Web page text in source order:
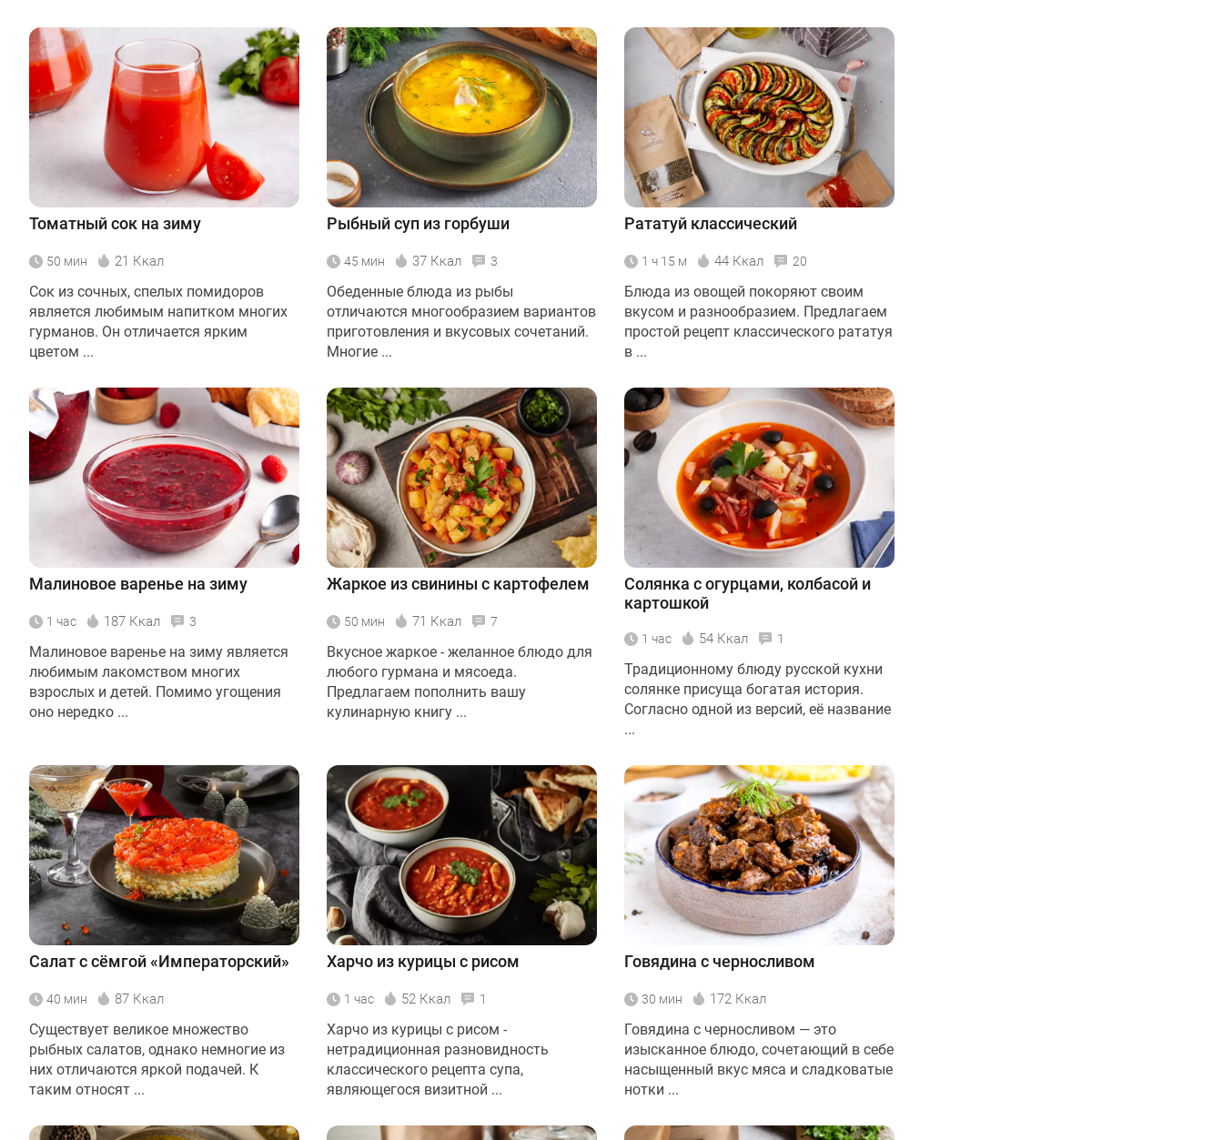
Томатный сок на зиму
50 мин 21 Ккал
Сок из сочных, спелых помидоров
является любимым напитком многих
гурманов. Он отличается ярким
цветом ...
Рыбный суп из горбуши
45 мин 37 Ккал 3
Обеденные блюда из рыбы
отличаются многообразием вариантов
приготовления и вкусовых сочетаний.
Многие ...
Рататуй классический
1 ч 15 м 44 Ккал 20
Блюда из овощей покоряют своим
вкусом и разнообразием. Предлагаем
простой рецепт классического рататуя
в ...
Малиновое варенье на зиму
1 час 187 Ккал 3
Малиновое варенье на зиму является
любимым лакомством многих
взрослых и детей. Помимо угощения
оно нередко ...
Жаркое из свинины с картофелем
50 мин 71 Ккал 7
Вкусное жаркое - желанное блюдо для
любого гурмана и мясоеда.
Предлагаем пополнить вашу
кулинарную книгу ...
Солянка с огурцами, колбасой и
картошкой
1 час 54 Ккал 1
Традиционному блюду русской кухни
солянке присуща богатая история.
Согласно одной из версий, её название
...
Салат с сёмгой «Императорский»
40 мин 87 Ккал
Существует великое множество
рыбных салатов, однако немногие из
них отличаются яркой подачей. К
таким относят ...
Харчо из курицы с рисом
1 час 52 Ккал 1
Харчо из курицы с рисом -
нетрадиционная разновидность
классического рецепта супа,
являющегося визитной ...
Говядина с черносливом
30 мин 172 Ккал
Говядина с черносливом — это
изысканное блюдо, сочетающий в себе
насыщенный вкус мяса и сладковатые
нотки ...